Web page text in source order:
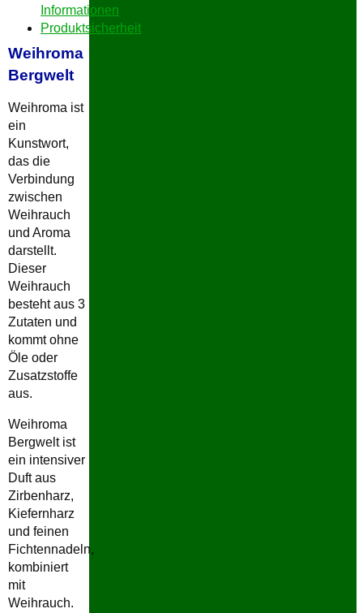
Informationen
Produktsicherheit
Weihroma
Bergwelt
Weihroma ist
ein
Kunstwort,
das die
Verbindung
zwischen
Weihrauch
und Aroma
darstellt.
Dieser
Weihrauch
besteht aus 3
Zutaten und
kommt ohne
Öle oder
Zusatzstoffe
aus.
Weihroma
Bergwelt ist
ein intensiver
Duft aus
Zirbenharz,
Kiefernharz
und feinen
Fichtennadeln,
kombiniert
mit
Weihrauch.